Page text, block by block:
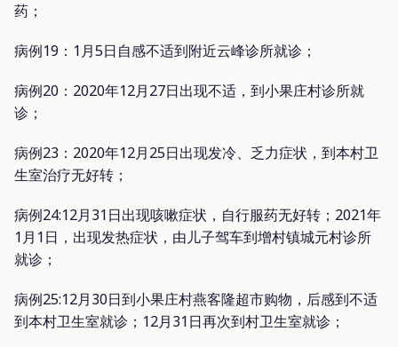
药；
病例19：1月5日自感不适到附近云峰诊所就诊；
病例20：2020年12月27日出现不适，到小果庄村诊所就
诊；
病例23：2020年12月25日出现发冷、乏力症状，到本村卫
生室治疗无好转；
病例24:12月31日出现咳嗽症状，自行服药无好转；2021年
1月1日，出现发热症状，由儿子驾车到增村镇城元村诊所
就诊；
病例25:12月30日到小果庄村燕客隆超市购物，后感到不适
到本村卫生室就诊；12月31日再次到村卫生室就诊；